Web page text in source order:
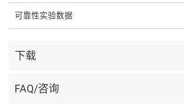
可靠性实验数据
下载
FAQ/咨询